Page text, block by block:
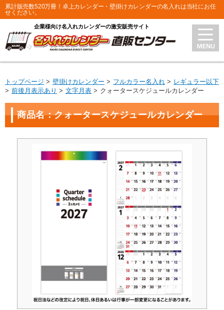
累計販売数520万冊！卓上カレンダー・壁掛けカレンダーの名入れは当社にお任
せください。
企業様向け名入れカレンダーの激安販売サイト
トップページ 壁掛けカレンダー フルカラー名入れ
レギュラー以下
前後月表示あり
文字月表 クォータースケジュールカレンダー
商品名：クォータースケジュールカレンダー